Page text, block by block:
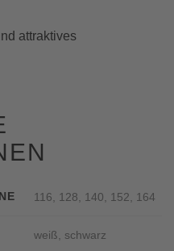
attraktives
116, 128, 140, 152, 164
weiß, schwarz